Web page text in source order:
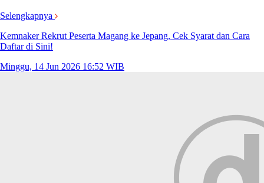
Selengkapnya
Kemnaker Rekrut Peserta Magang ke Jepang, Cek Syarat dan Cara
Daftar di Sini!
Minggu, 14 Jun 2026 16:52 WIB